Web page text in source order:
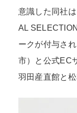
意識した同社
AL
ークが付与さ
市）と公式EC
羽田産直館と